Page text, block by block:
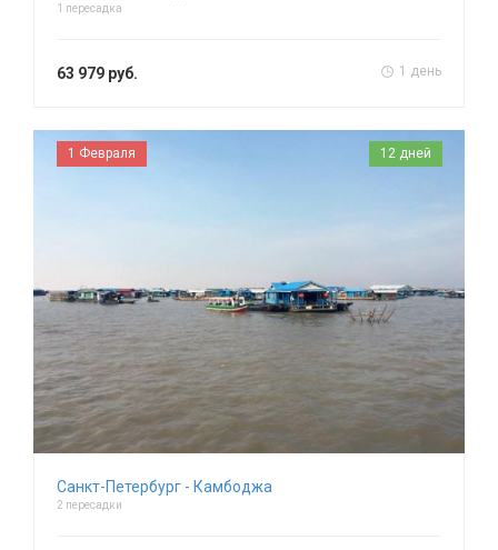
1 пересадка
63 979 руб. 1 день
Санкт-Петербург - Камбоджа
2 пересадки
1 Февраля 12 дней